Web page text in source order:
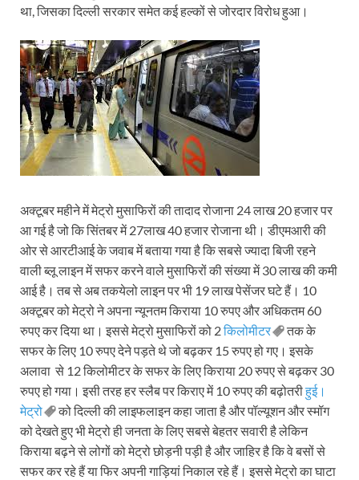
था, जिसका दिल्ली सरकार समेत कई हल्कों से जोरदार विरोध हुआ।
अक्टूबर महीने में मेट्रो मुसाफिरों की तादाद रोजाना 24 लाख 20 हजार पर
आ गई है जो कि सिंतबर में 27लाख 40 हजार रोजाना थी। डीएमआरी की
ओर से आरटीआई के जवाब में बताया गया है कि सबसे ज्यादा बिजी रहने
वाली ब्लू लाइन में सफर करने वाले मुसाफिरों की संख्या में 30 लाख की कमी
आई है। तब से अब तकयेलो लाइन पर भी 19 लाख पेसेंजर घटे हैं। 10
अक्टूबर को मेट्रो ने अपना न्यूनतम किराया 10 रुपए और अधिकतम 60
रुपए कर दिया था। इससे मेट्रो मुसाफिरों को 2किलोमीटर
तक के
सफर के लिए 10 रुपए देने पड़ते थे जो बढ़कर 15 रुपए हो गए। इसके
अलावा से 12 किलोमीटर के सफर के लिए किराया 20 रुपए से बढ़कर 30
रुपए हो गया। इसी तरह हर स्लैब पर किराए में 10 रुपए की बढ़ोतरीहुई।
मेट्रो
को दिल्ली की लाइफलाइन कहा जाता है और पॉल्यूशन और स्मॉग
को देखते हुए भी मेट्रो ही जनता के लिए सबसे बेहतर सवारी है लेकिन
किराया बढ़ने से लोगों को मेट्रो छोड़नी पड़ी है और जाहिर है कि वे बसों से
सफर कर रहे हैं या फिर अपनी गाड़ियां निकाल रहे हैं। इससे मेट्रो का घाटा